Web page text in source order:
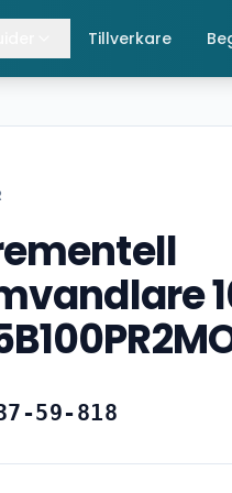
Tillverkare
59-818